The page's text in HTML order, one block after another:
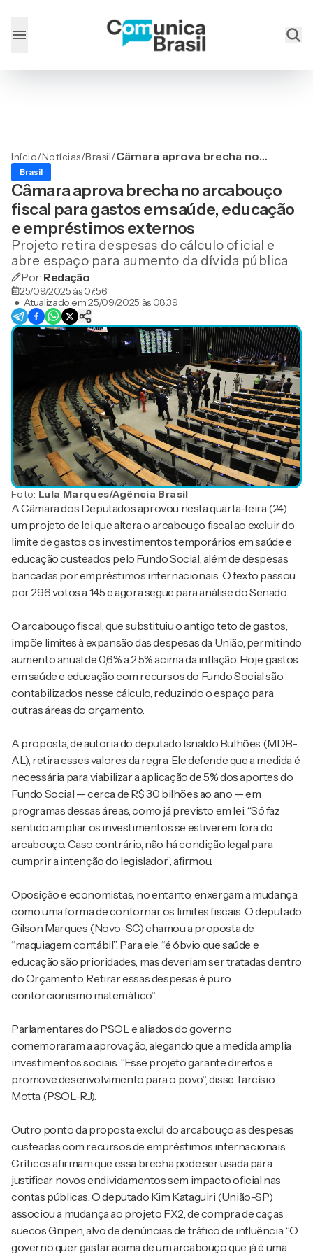
Início/Notícias/Brasil/Câmara aprova brecha no
gastos em saúde,
educação e empréstimos
externos
Brasil
Câmara aprova brecha no arcabouço
fiscal para gastos em saúde, educação
e empréstimos externos
Projeto retira despesas do cálculo oficial e
abre espaço para aumento da dívida pública
Por: Redação
25/09/2025 às 07:56
● Atualizado em25/09/2025 às 08:39
Foto: Lula Marques/Agência Brasil
A Câmara dos Deputados aprovou nesta quarta-feira (24)
um projeto de lei que altera o arcabouço fiscal ao excluir do
limite de gastos os investimentos temporários em saúde e
educação custeados pelo Fundo Social, além de despesas
bancadas por empréstimos internacionais. O texto passou
por 296 votos a 145 e agora segue para análise do Senado.
O arcabouço fiscal, que substituiu o antigo teto de gastos,
impõe limites à expansão das despesas da União, permitindo
aumento anual de 0,6% a 2,5% acima da inflação. Hoje, gastos
em saúde e educação com recursos do Fundo Social são
contabilizados nesse cálculo, reduzindo o espaço para
outras áreas do orçamento.
A proposta, de autoria do deputado Isnaldo Bulhões (MDB-
AL), retira esses valores da regra. Ele defende que a medida é
necessária para viabilizar a aplicação de 5% dos aportes do
Fundo Social — cerca de R$ 30 bilhões ao ano — em
programas dessas áreas, como já previsto em lei. “Só faz
sentido ampliar os investimentos se estiverem fora do
arcabouço. Caso contrário, não há condição legal para
cumprir a intenção do legislador”, afirmou.
Oposição e economistas, no entanto, enxergam a mudança
como uma forma de contornar os limites fiscais. O deputado
Gilson Marques (Novo-SC) chamou a proposta de
“maquiagem contábil”. Para ele, “é óbvio que saúde e
educação são prioridades, mas deveriam ser tratadas dentro
do Orçamento. Retirar essas despesas é puro
contorcionismo matemático”.
Parlamentares do PSOL e aliados do governo
comemoraram a aprovação, alegando que a medida amplia
investimentos sociais. “Esse projeto garante direitos e
promove desenvolvimento para o povo”, disse Tarcísio
Motta (PSOL-RJ).
Outro ponto da proposta exclui do arcabouço as despesas
custeadas com recursos de empréstimos internacionais.
Críticos afirmam que essa brecha pode ser usada para
justificar novos endividamentos sem impacto oficial nas
contas públicas. O deputado Kim Kataguiri (União-SP)
associou a mudança ao projeto FX2, de compra de caças
suecos Gripen, alvo de denúncias de tráfico de influência. “O
governo quer gastar acima de um arcabouço que já é uma